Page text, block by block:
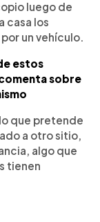
luego de
casa los
un vehículo.
estos
sobre
que pretende
a otro sitio,
algo que
tienen